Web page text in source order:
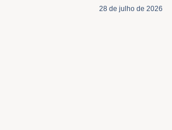
28 de julho de 2026